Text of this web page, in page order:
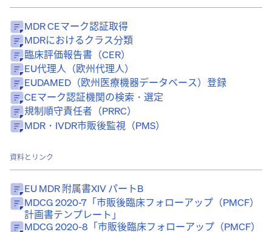
MDR CEマーク認証取得
MDRにおけるクラス分類
臨床評価報告書（CER）
EU代理人（欧州代理人）
EUDAMED（欧州医療機器データベース）登録
CEマーク認証機関の検索・選定
規制順守責任者（PRRC）
MDR・IVDR市販後監視（PMS）
資料とリンク
EU MDR 附属書XIV パートB
MDCG 2020-7「市販後臨床フォローアップ（PMCF）
計画書テンプレート」
MDCG 2020-8「市販後臨床フォローアップ（PMCF）